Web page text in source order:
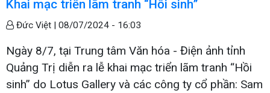
Khai mạc triển lãm tranh “Hồi sinh”
Đức Việt | 08/07/2024 - 16:03
Ngày 8/7, tại Trung tâm Văn hóa - Điện ảnh tỉnh
Quảng Trị diễn ra lễ khai mạc triển lãm tranh “Hồi
sinh” do Lotus Gallery và các công ty cổ phần: Sam